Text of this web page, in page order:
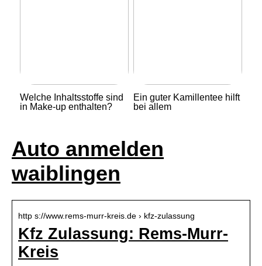
Welche Inhaltsstoffe sind
in Make-up enthalten?
Ein guter Kamillentee hilft
bei allem
Auto anmelden
waiblingen
http s://www.rems-murr-kreis.de › kfz-zulassung
Kfz Zulassung: Rems-Murr-
Kreis